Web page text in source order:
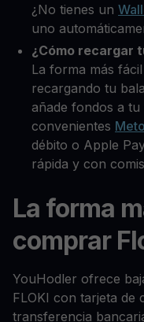
¿No tienes un
uno
¿Cómo recargar
La forma más
recargando tu
añade fondos a
convenientes
débito o Apple
rápida y con
La forma
comprar
YouHodler ofrece
FLOKI con tarjeta de
transferencia